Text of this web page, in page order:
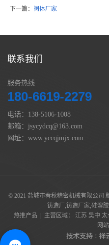
下一篇： 阀体厂家
联系我们
服务热线
180-6619-2279
电话：138-5106-1008
邮箱：jsycydcq@163.com
网址：www.yccqjmjx.com
© 2021 盐城市春秋精密机械有限公司
铸造厂 ,铸造厂家,硅溶
热推产品 | 主营区域： 江苏 吴中 太
网